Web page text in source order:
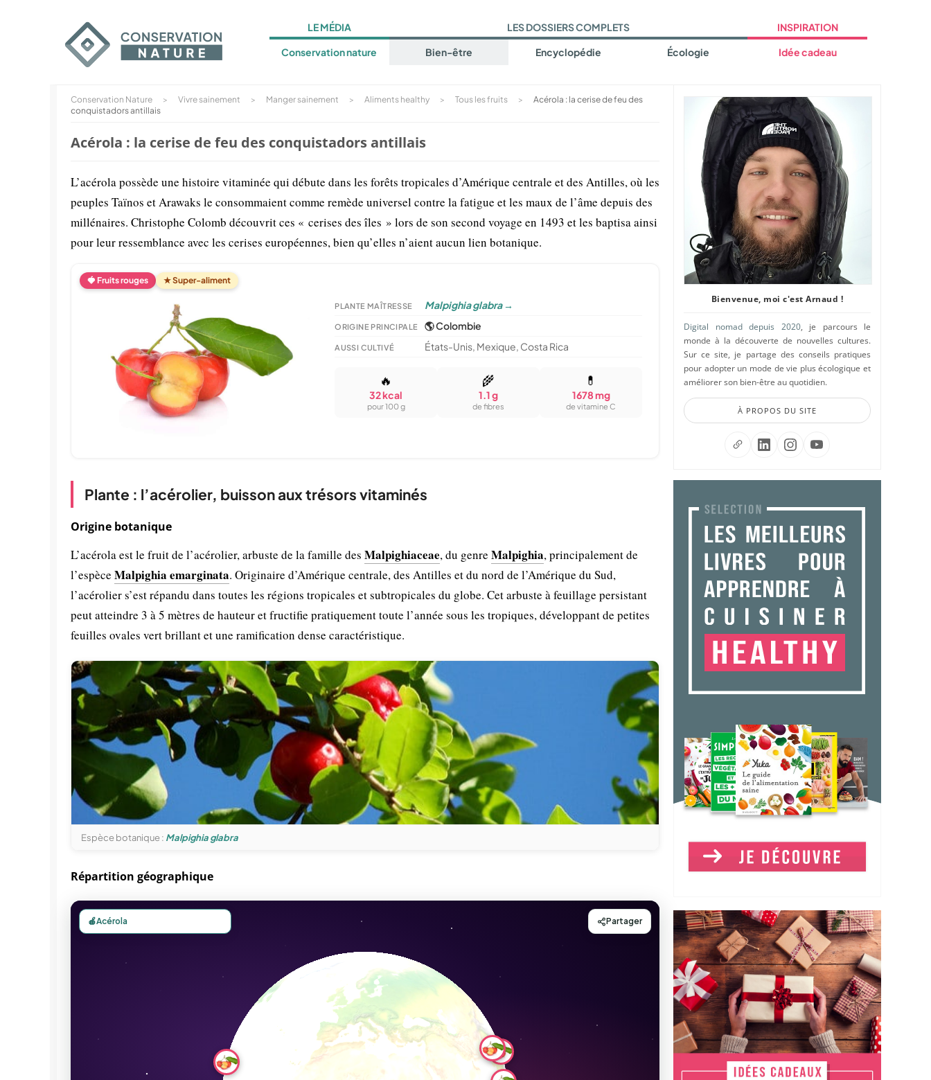
LE MÉDIA
Conservation nature
LES DOSSIERS COMPLETS
Bien-être Encyclopédie Écologie
INSPIRATION
Idée cadeau
Conservation Nature > Vivre sainement > Manger sainement > Aliments healthy > Tous les fruits >
Acérola : la cerise de feu des
conquistadors antillais
Acérola : la cerise de feu des conquistadors antillais
L’acérola possède une histoire vitaminée qui débute dans les forêts tropicales d’Amérique centrale et des Antilles, où les
peuples Taïnos et Arawaks le consommaient comme remède universel contre la fatigue et les maux de l’âme depuis des
millénaires. Christophe Colomb découvrit ces « cerises des îles » lors de son second voyage en 1493 et les baptisa ainsi
pour leur ressemblance avec les cerises européennes, bien qu’elles n’aient aucun lien botanique.
🍓 Fruits rouges ★ Super-aliment
PLANTE MAÎTRESSE Malpighia glabra→
ORIGINE PRINCIPALE 🌎 Colombie
AUSSI CULTIVÉ États-Unis, Mexique, Costa Rica
🔥
32 kcal
pour 100 g
🌾
1.1 g
de fibres
💊
1678 mg
de vitamine C
Plante : l’acérolier, buisson aux trésors vitaminés
Origine botanique
L’acérola est le fruit de l’acérolier, arbuste de la famille des Malpighiaceae, du genre Malpighia, principalement de
l’espèce Malpighia emarginata. Originaire d’Amérique centrale, des Antilles et du nord de l’Amérique du Sud,
l’acérolier s’est répandu dans toutes les régions tropicales et subtropicales du globe. Cet arbuste à feuillage persistant
peut atteindre 3 à 5 mètres de hauteur et fructifie pratiquement toute l’année sous les tropiques, développant de petites
feuilles ovales vert brillant et une ramification dense caractéristique.
Espèce botanique : Malpighia glabra
Répartition géographique
Bienvenue, moi c'est Arnaud !
Digital nomad depuis 2020, je parcours le
monde à la découverte de nouvelles cultures.
Sur ce site, je partage des conseils pratiques
pour adopter un mode de vie plus écologique et
améliorer son bien-être au quotidien.
À PROPOS DU SITE